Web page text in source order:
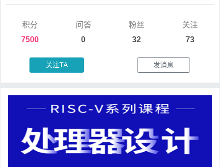
积分
7500
问答
0
粉丝
32
关注
73
关注TA 发消息